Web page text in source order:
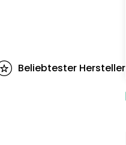
Beliebtester Hersteller